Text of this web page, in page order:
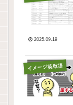
2025.09.19
イメージ英単語